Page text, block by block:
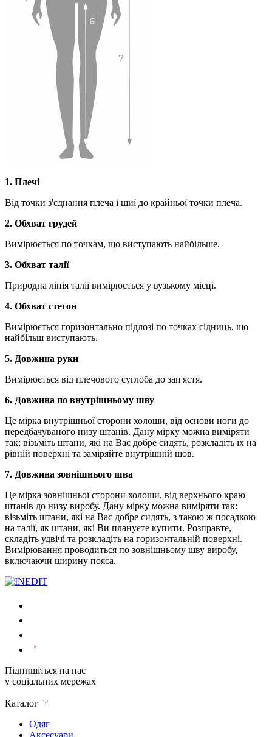
1. Плечі
Від точки з'єднання плеча і шиї до крайньої точки плеча.
2. Обхват грудей
Вимірюється по точкам, що виступають найбільше.
3. Обхват талії
Природна лінія талії вимірюється у вузькому місці.
4. Обхват стегон
Вимірюється горизонтально підлозі по точках сідниць, що
найбільш виступають.
5. Довжина руки
Вимірюється від плечового суглоба до зап'ястя.
6. Довжина по внутрішньому шву
Це мірка внутрішньої сторони холоши, від основи ноги до
передбачуваного низу штанів. Дану мірку можна виміряти
так: візьміть штани, які на Вас добре сидять, розкладіть їх на
рівній поверхні та заміряйте внутрішній шов.
7. Довжина зовнішнього шва
Це мірка зовнішньої сторони холоши, від верхнього краю
штанів до низу виробу. Дану мірку можна виміряти так:
візьміть штани, які на Вас добре сидять, з такою ж посадкою
на талії, як штани, які Ви плануєте купити. Розправте,
складіть удвічі та розкладіть на горизонтальній поверхні.
Вимірювання проводиться по зовнішньому шву виробу,
включаючи ширину пояса.
Підпишіться на нас
у соціальних мережах
Каталог
Одяг
Аксесуари